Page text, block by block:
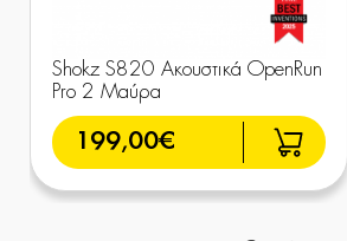
Shokz S820 Ακουστικά OpenRun
Pro 2 Μαύρα
199,00€